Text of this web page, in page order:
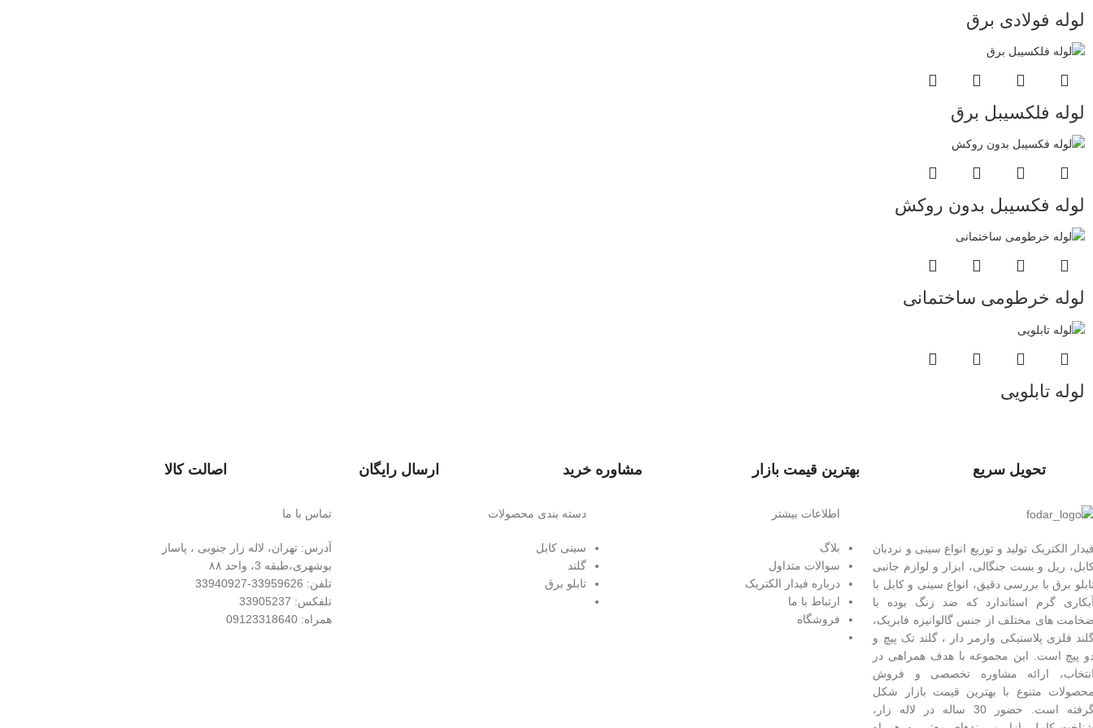
لوله فولادی برق
لوله فلکسیبل برق
لوله فکسیبل بدون روکش
لوله خرطومی ساختمانی
لوله تابلويی
تحویل سریع بهترین قیمت بازار مشاوره خرید ارسال رایگان اصالت کالا
الکتریک توليد و توزیع انواع سینی و نردبان
ریل و بست جنگالی، ابزار و لوازم جانبی
برق با بررسی دقیق، انواع سینی و کابل با
گرم استاندارد که ضد زنگ بوده با
های مختلف از جنس گالوانیزه فابریک،
فلزی پلاستيکی وارمر دار ، گلند تک پيچ و
پيچ است. این مجموعه با هدف همراهی در
ارائه مشاوره تخصصی و فروش
متنوع با بهترین قیمت بازار شکل
گرفته است. حضور 30 ساله در لاله زار،
اطلاعات بیشتر
بلاگ
سوالات متداول
درباره فیدار الکتریک
ارتباط با ما
فروشگاه
دسته بندی محصولات
سینی کابل
گلند
تابلو برق
تماس با ما
آدرس: تهران، لاله زار جنوبی ، پاساز
بوشهری،طبقه 3، واحد ۸۸
تلفن: 33959626-33940927
تلفکس: 33905237
همراه: 09123318640